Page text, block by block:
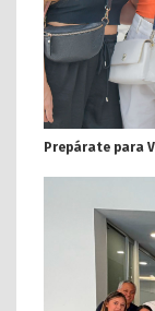
Prepárate para